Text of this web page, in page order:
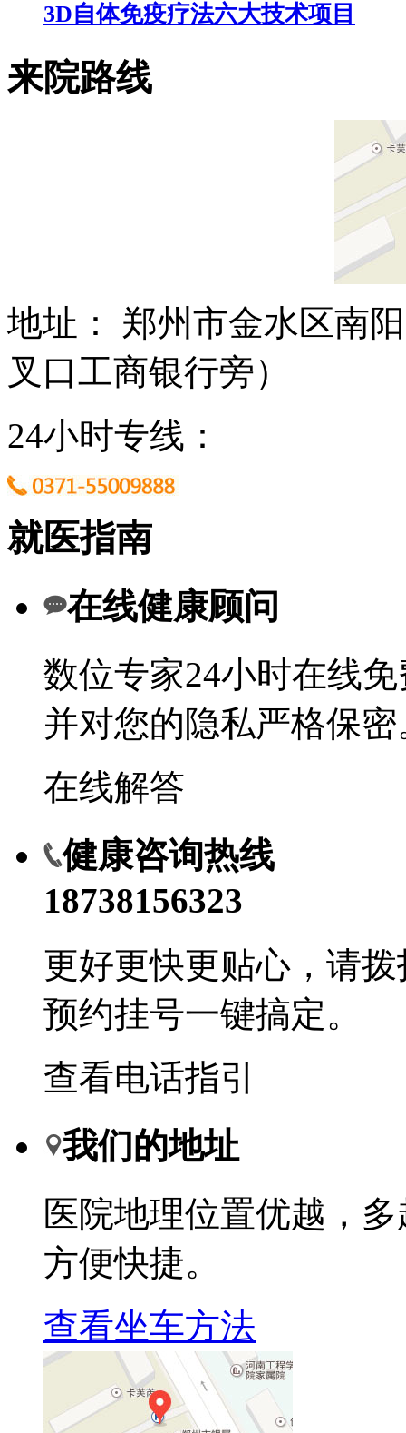
3D自体免疫疗法六大技术项目
来院路线
地址： 郑州市金水区南
叉口工商银行旁）
24小时专线：
就医指南
在线健康顾问
数位专家24小时在线
并对您的隐私严格保密
在线解答
健康咨询热线
18738156323
更好更快更贴心，请
预约挂号一键搞定。
查看电话指引
我们的地址
医院地理位置优越，
方便快捷。
查看坐车方法